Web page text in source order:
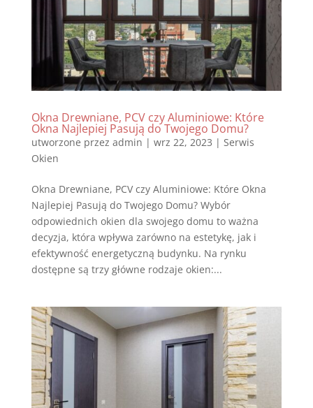
Okna Drewniane, PCV czy Aluminiowe: Które
Okna Najlepiej Pasują do Twojego Domu?
utworzone przez admin | wrz 22, 2023 | Serwis
Okien
Okna Drewniane, PCV czy Aluminiowe: Które Okna
Najlepiej Pasują do Twojego Domu? Wybór
odpowiednich okien dla swojego domu to ważna
decyzja, która wpływa zarówno na estetykę, jak i
efektywność energetyczną budynku. Na rynku
dostępne są trzy główne rodzaje okien:...